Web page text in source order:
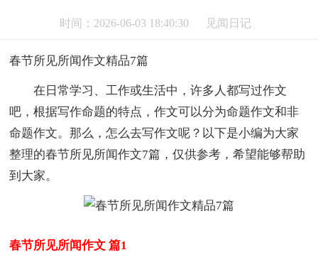
时间：2026-06-03 18:40:30 见闻日记
春节所见所闻作文精品7篇
在日常学习、工作或生活中，许多人都写过作文
吧，根据写作命题的特点，作文可以分为命题作文和非
命题作文。那么，怎么去写作文呢？以下是小编为大家
整理的春节所见所闻作文7篇，仅供参考，希望能够帮助
到大家。
春节所见所闻作文 篇1